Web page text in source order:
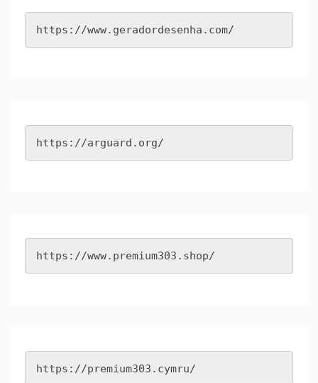
https://www.geradordesenha.com/
https://arguard.org/
https://www.premium303.shop/
https://premium303.cymru/